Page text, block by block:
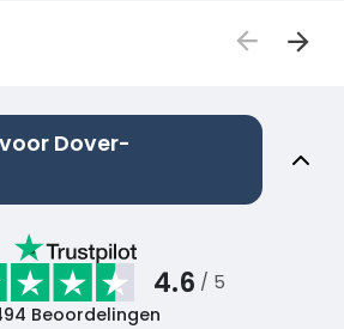
Dover-
4.6 / 5
Beoordelingen